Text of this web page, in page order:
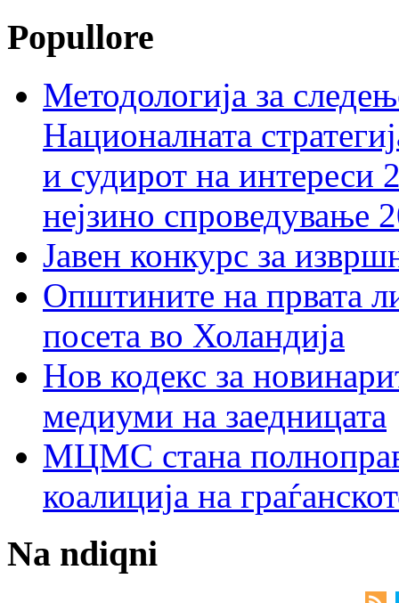
Popullore
Методологија за
Националната
и судирот на интереси
нејзино спроведување
Јавен конкурс за
Општините на првата
посета во Холандија
Нов кодекс за
медиуми на заедницата
МЦМС стана
коалиција на
Na ndiqni